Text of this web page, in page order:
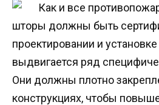
Как и все
шторы должны быть
проектировании и
выдвигается ряд
Они должны плотно
конструкциях, чтобы